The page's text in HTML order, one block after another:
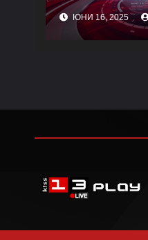
ЮНИ 16, 2025